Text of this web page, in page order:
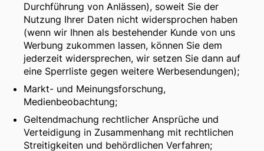
Durchführung von Anlässen), soweit Sie der
Nutzung Ihrer Daten nicht widersprochen haben
(wenn wir Ihnen als bestehender Kunde von uns
Werbung zukommen lassen, können Sie dem
jederzeit widersprechen, wir setzen Sie dann auf
eine Sperrliste gegen weitere Werbesendungen);
Markt- und Meinungsforschung,
Medienbeobachtung;
Geltendmachung rechtlicher Ansprüche und
Verteidigung in Zusammenhang mit rechtlichen
Streitigkeiten und behördlichen Verfahren;